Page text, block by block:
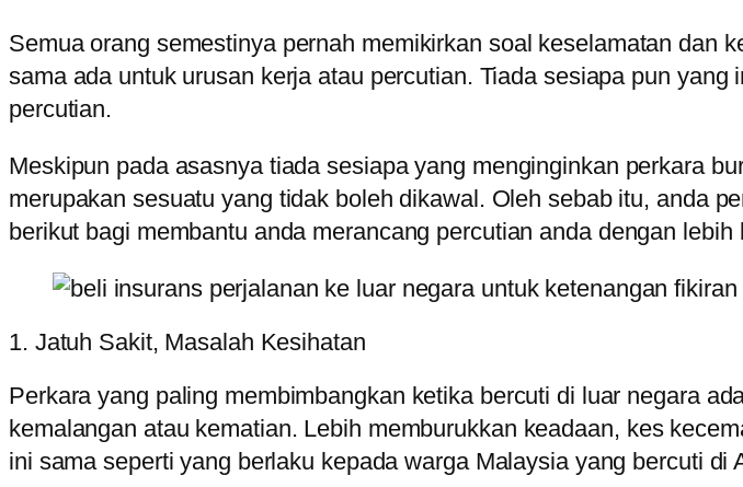
Semua orang semestinya pernah memikirkan soal keselamatan dan
sama ada untuk urusan kerja atau percutian. Tiada sesiapa pun
percutian.
Meskipun pada asasnya tiada sesiapa yang menginginkan perkara
merupakan sesuatu yang tidak boleh dikawal. Oleh sebab itu, anda
berikut bagi membantu anda merancang percutian anda dengan lebih
1. Jatuh Sakit, Masalah Kesihatan
Perkara yang paling membimbangkan ketika bercuti di luar negara
kemalangan atau kematian. Lebih memburukkan keadaan, kes
ini sama seperti yang berlaku kepada warga Malaysia yang bercuti di